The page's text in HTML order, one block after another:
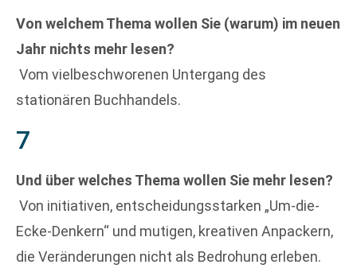
Von welchem Thema wollen Sie (warum) im neuen
Jahr nichts mehr lesen?
Vom vielbeschworenen Untergang des
stationären Buchhandels.
7
Und über welches Thema wollen Sie mehr lesen?
Von initiativen, entscheidungsstarken „Um-die-
Ecke-Denkern“ und mutigen, kreativen Anpackern,
die Veränderungen nicht als Bedrohung erleben.